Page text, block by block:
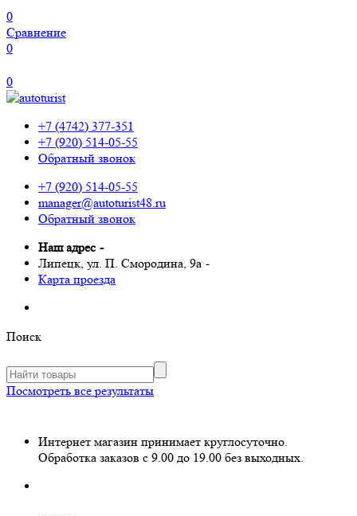
0
Сравнение
0
0
+7 (4742) 377-351
+7 (920) 514-05-55
Обратный звонок
+7 (920) 514-05-55
manager@autoturist48.ru
Обратный звонок
Наш адрес -
Липецк, ул. П. Смородина, 9а -
Карта проезда
Поиск
Посмотреть все результаты
Интернет магазин принимает круглосуточно.
Обработка заказов с 9.00 до 19.00 без выходных.